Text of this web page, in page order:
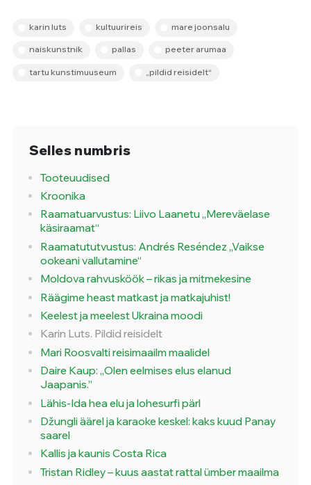
karin luts kultuurireis mare joonsalu
naiskunstnik pallas peeter arumaa
tartu kunstimuuseum „pildid reisidelt“
Selles numbris
Tooteuudised
Kroonika
Raamatuarvustus: Liivo Laanetu „Mereväelase
käsiraamat“
Raamatututvustus: Andrés Reséndez „Vaikse
ookeani vallutamine“
Moldova rahvusköök – rikas ja mitmekesine
Räägime heast matkast ja matkajuhist!
Keelest ja meelest Ukraina moodi
Karin Luts. Pildid reisidelt
Mari Roosvalti reisimaailm maalidel
Daire Kaup: „Olen eelmises elus elanud
Jaapanis.”
Lähis-Ida hea elu ja lohesurfi pärl
Džungli äärel ja karaoke keskel: kaks kuud Panay
saarel
Kallis ja kaunis Costa Rica
Tristan Ridley – kuus aastat rattal ümber maailma